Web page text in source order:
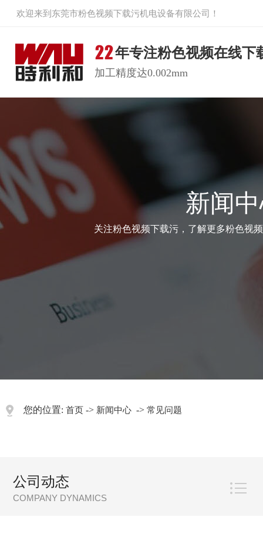
欢迎来到东莞市粉色视频下载污机电设备有限公司！
年专注粉色视频在线下
加工精度达0.002mm
新闻
关注粉色视频下载污，了解更多粉色
您的位置: 首页 -> 新闻中心 -> 常见问题
公司动态